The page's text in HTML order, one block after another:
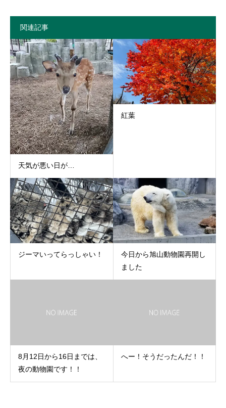
関連記事
天気が悪い日が…
紅葉
ジーマいってらっしゃい！
今日から旭山動物園再開し
ました
8月12日から16日までは、
夜の動物園です！！
へー！そうだったんだ！！